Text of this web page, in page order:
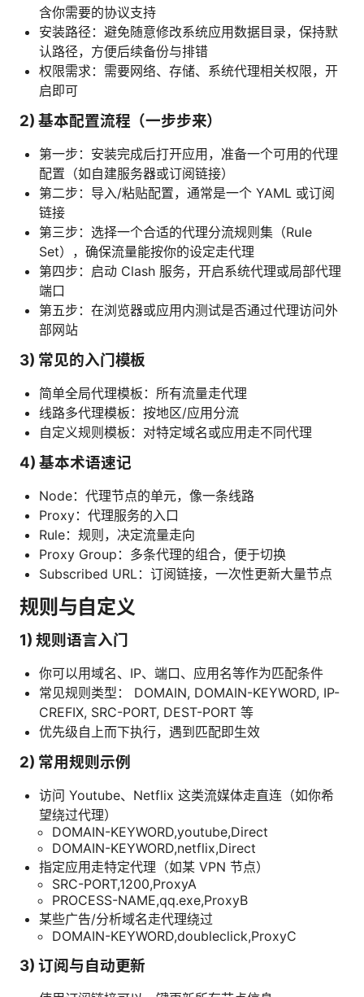
含你需要的协议支持
安装路径：避免随意修改系统应用数据目录，保持默
认路径，方便后续备份与排错
权限需求：需要网络、存储、系统代理相关权限，开
启即可
2) 基本配置流程（一步步来）
第一步：安装完成后打开应用，准备一个可用的代理
配置（如自建服务器或订阅链接）
第二步：导入/粘贴配置，通常是一个 YAML 或订阅
链接
第三步：选择一个合适的代理分流规则集（Rule
Set），确保流量能按你的设定走代理
第四步：启动 Clash 服务，开启系统代理或局部代理
端口
第五步：在浏览器或应用内测试是否通过代理访问外
部网站
3) 常见的入门模板
简单全局代理模板：所有流量走代理
线路多代理模板：按地区/应用分流
自定义规则模板：对特定域名或应用走不同代理
4) 基本术语速记
Node：代理节点的单元，像一条线路
Proxy：代理服务的入口
Rule：规则，决定流量走向
Proxy Group：多条代理的组合，便于切换
Subscribed URL：订阅链接，一次性更新大量节点
规则与自定义
1) 规则语言入门
你可以用域名、IP、端口、应用名等作为匹配条件
常见规则类型： DOMAIN, DOMAIN-KEYWORD, IP-
CREFIX, SRC-PORT, DEST-PORT 等
优先级自上而下执行，遇到匹配即生效
2) 常用规则示例
访问 Youtube、Netflix 这类流媒体走直连（如你希
望绕过代理）
DOMAIN-KEYWORD,youtube,Direct
DOMAIN-KEYWORD,netflix,Direct
指定应用走特定代理（如某 VPN 节点）
SRC-PORT,1200,ProxyA
PROCESS-NAME,qq.exe,ProxyB
某些广告/分析域名走代理绕过
DOMAIN-KEYWORD,doubleclick,ProxyC
3) 订阅与自动更新